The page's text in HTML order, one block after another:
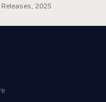
2025